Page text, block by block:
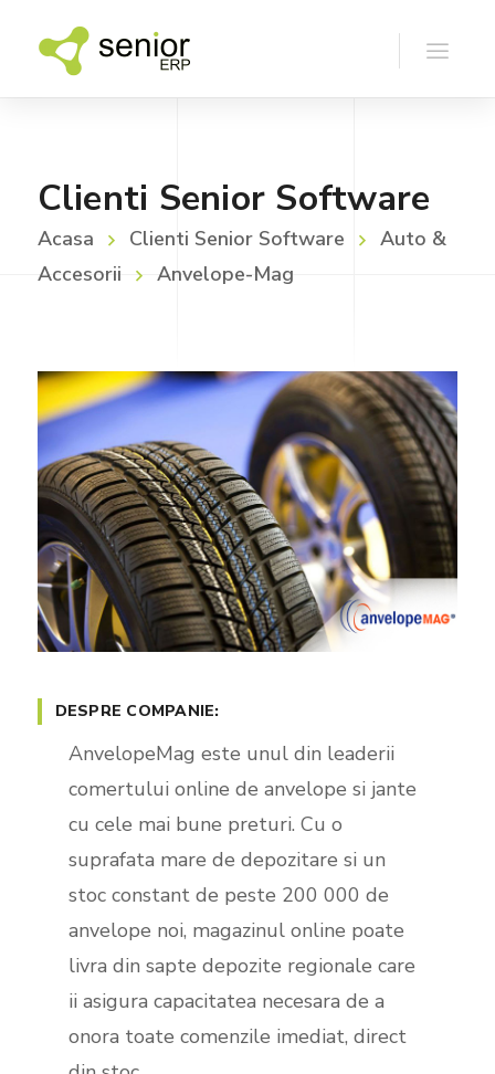
Clienti Senior Software
Acasa Clienti Senior Software
Auto &
Accesorii
Anvelope-Mag
DESPRE COMPANIE:
AnvelopeMag este unul din leaderii
comertului online de anvelope si jante
cu cele mai bune preturi. Cu o
suprafata mare de depozitare si un
stoc constant de peste 200 000 de
anvelope noi, magazinul online poate
livra din sapte depozite regionale care
ii asigura capacitatea necesara de a
onora toate comenzile imediat, direct